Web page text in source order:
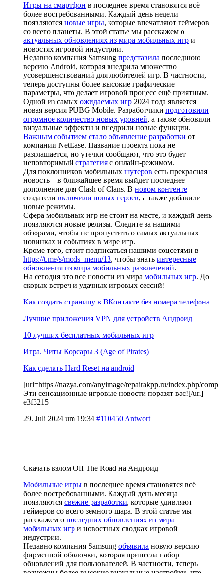
Игры на смартфон в последнее время становятся всё
более востребованными. Каждый день недели
появляются новые игры, которые впечатляют геймеров
со всего планеты. В этой статье мы расскажем о
актуальных обновлениях из мира мобильных игр и
новостях игровой индустрии.
Недавно компания Samsung представила последнюю
версию Android, которая внедрила множество
усовершенствований для любителей игр. В частности,
теперь доступны более высокие графические
параметры, что делает игровой процесс ещё приятным.
Одной из самых ожидаемых игр 2024 года является
новая версия PUBG Mobile. Разработчики подготовили
огромное количество новых уровней, а также обновили
визуальные эффекты и внедрили новые функции.
Важным событием стало объявление разработки от
компании NetEase. Название проекта пока не
разглашается, но утечки сообщают, что это будет
неповторимый стратегия с онлайн-режимом.
Для поклонников мобильных шутеров есть прекрасная
новость – в ближайшее время выйдет последнее
дополнение для Clash of Clans. В новом контенте
создатели включили новых героев, а также добавили
новые режимы.
Сфера мобильных игр не стоит на месте, и каждый день
появляются новые релизы. Следите за нашими
обзорами, чтобы не пропустить о самых актуальных
новинках и событиях в мире игр.
Кроме того, стоит подписаться нашими соцсетями в
https://t.me/s/mods_menu/13, чтобы знать интересные
обновления из мира мобильных развлечений.
На сегодня это все новости из мира мобильных игр. До
скорых встреч и удачных игровых сессий!
Как создать страницу в ВКонтакте без номера телефона
Лучшие приложения VPN для устройств Андроид
10 лучших бесплатных мобильных игр
Игра. Читы Корсары 3 (Age of Pirates)
Как сделать Hard Reset на android
[url=https://nazya.com/anyimage/repairakpp.ru/index.php/
Эти сенсационные игровые новости поразят вас![/url]
e3f3215
29. Juli 2024 um 19:34 #110450 Antwort
Скачать взлом Off The Road на Андроид
Мобильные игры в последнее время становятся всё
более востребованными. Каждый день месяца
появляются свежие разработки, которые удивляют
геймеров со всего земного шара. В этой статье мы
расскажем о последних обновлениях из мира
мобильных игр и новостных сводках игровой
индустрии.
Недавно компания Samsung объявила новую версию
фирменной оболочки, которая принесла набор
обновлений для пользователей. В частности, теперь